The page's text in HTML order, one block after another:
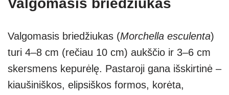
Valgomasis briedžiukas
Valgomasis briedžiukas (Morchella esculenta)
turi 4–8 cm (rečiau 10 cm) aukščio ir 3–6 cm
skersmens kepurėlę. Pastaroji gana išskirtinė –
kiaušiniškos, elipsiškos formos, korėta,